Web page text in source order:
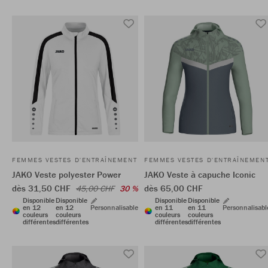
FEMMES VESTES D'ENTRAÎNEMENT
JAKO Veste polyester Power
dès 31,50 CHF 45,00 CHF 30 %
Disponible
en 12
couleurs
différentes
Disponible
en 12
couleurs
différentes
Personnalisable
FEMMES VESTES
JAKO Veste à capuche Iconic
dès 65,00 CHF
Disponible
en 11
couleurs
différentes
Disponible
en 11
couleurs
différentes